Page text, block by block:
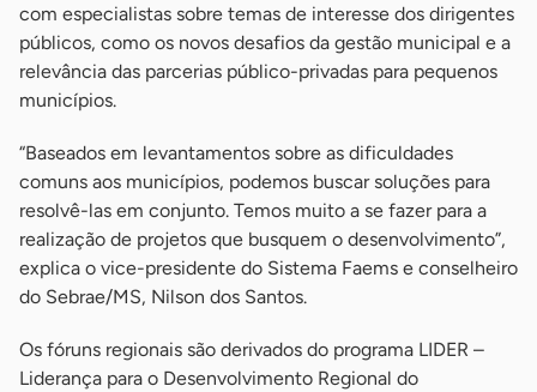
com especialistas sobre temas de interesse dos dirigentes
públicos, como os novos desafios da gestão municipal e a
relevância das parcerias público-privadas para pequenos
municípios.
“Baseados em levantamentos sobre as dificuldades
comuns aos municípios, podemos buscar soluções para
resolvê-las em conjunto. Temos muito a se fazer para a
realização de projetos que busquem o desenvolvimento”,
explica o vice-presidente do Sistema Faems e conselheiro
do Sebrae/MS, Nilson dos Santos.
Os fóruns regionais são derivados do programa LIDER –
Liderança para o Desenvolvimento Regional do